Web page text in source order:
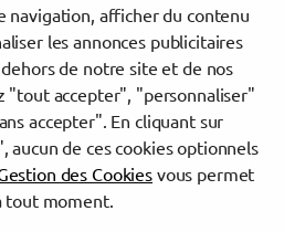
Populaire
evermaps ©
navigation, afficher du contenu
les annonces publicitaires
de notre site et de nos
"tout accepter", "personnaliser"
accepter". En cliquant sur
aucun de ces cookies optionnels
des Cookiesvous permet
tout moment.